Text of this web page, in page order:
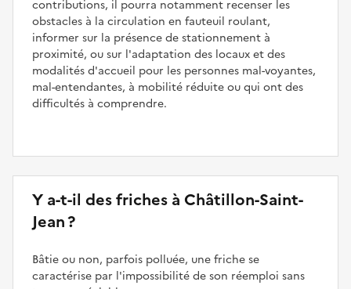
contributions, il pourra notamment recenser les
obstacles à la circulation en fauteuil roulant,
informer sur la présence de stationnement à
proximité, ou sur l'adaptation des locaux et des
modalités d'accueil pour les personnes mal-voyantes,
mal-entendantes, à mobilité réduite ou qui ont des
difficultés à comprendre.
Y a-t-il des friches à Châtillon-Saint-
Jean ?
Bâtie ou non, parfois polluée, une friche se
caractérise par l'impossibilité de son réemploi sans